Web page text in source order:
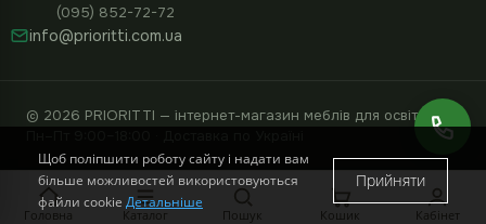
(095) 852-72-72
info@prioritti.com.ua
© 2026 PRIORITTI — інтернет-магазин меблів для освіти
Головна Каталог Пошук Кошик Кабінет
23 760 грн. з ПДВ До кошика
Щоб поліпшити роботу сайту і надати вам
більше можливостей використовуються
файли cookie Детальніше
Прийняти